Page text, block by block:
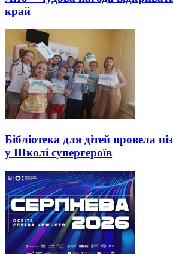
край
Бібліотека для дітей провела
у Школі супергероїв